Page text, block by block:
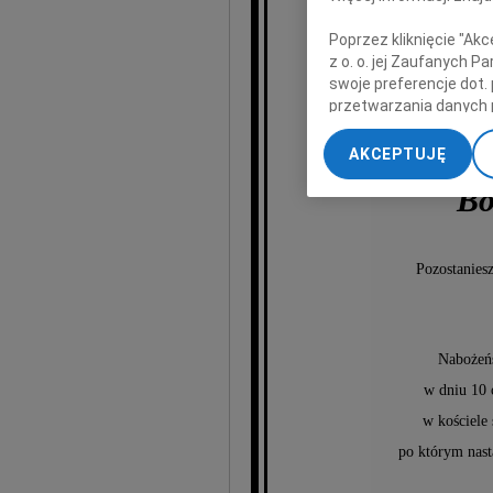
w dniu 10
w kościele
po którym
Poprzez kliknięcie
z o. o. jej Zaufanych
swoje preferencje dot.
przetwarzania danych
„Ustawienia
My, nasi Zaufani
dokładnych danych
Przechowywanie
AKCEPTUJĘ